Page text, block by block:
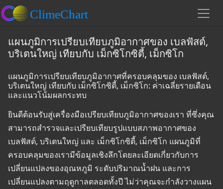
แผนภูมิการเปรียบเทียบภูมิอากาศของ เบลฟัสต์,
บริเตนใหญ่ เทียบกับ เม็กซิโกซิตี้, เม็กซิโก
แผนภูมิการเปรียบเทียบภูมิอากาศที่ครอบคลุมของ เบลฟัสต์,
บริเตนใหญ่ เทียบกับ เม็กซิโกซิตี้, เม็กซิโก: ค่าเฉลี่ยรายเดือน
และแนวโน้มผลกระทบ
ยินดีต้อนรับสู่เครื่องมือเปรียบเทียบภูมิอากาศของเรา ที่ซึ่งคุณ
สามารถสำรวจและเปรียบเทียบรูปแบบสภาพอากาศของ
เบลฟัสต์, บริเตนใหญ่ และ เม็กซิโกซิตี้, เม็กซิโก แผนภูมิที่
ครอบคลุมของเรามีข้อมูลเชิงลึกโดยละเอียดเกี่ยวกับการ
เปลี่ยนแปลงของอุณหภูมิ ระดับปริมาณน้ำฝน และการ
เปลี่ยนแปลงตามฤดูกาลตลอดทั้งปี ไม่ว่าคุณจะกำลังวางแผน